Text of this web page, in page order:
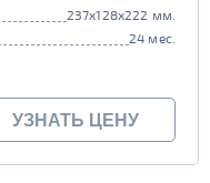
237x128x222 мм.
24 мес.
УЗНАТЬ ЦЕНУ